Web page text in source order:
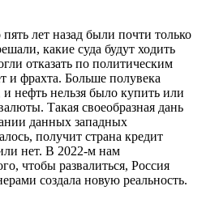
лет назад были почти только
какие суда будут ходить
отказать по политическим
и фрахта. Больше полувека
и нефть нельзя было купить или
Такая своеобразная дань
данных западных
получит страна кредит
нет. В 2022-м нам
чтобы развалиться, Россия
создала новую реальность.